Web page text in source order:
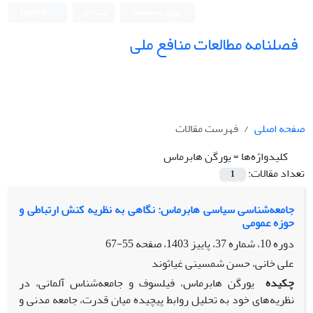
فصلنامه مطالعات منافع ملی
صفحه اصلی
فهرست مقالات
کلیدواژه‌ها =یورگن هابرماس
تعداد مقالات:
1
جامعه‌شناسی سیاسی هابرماس: نگاهی به نظریه کنش ارتباطی و
حوزه عمومی
دوره 10، شماره 37، پاییز 1403، صفحه
55-67
علی خانی، حسن شمسینی غیاثوند
چکیده یورگن هابرماس، فیلسوف و جامعه‌شناس آلمانی، در
نظریه‌های خود به تحلیل روابط پیچیده میان قدرت، جامعه مدنی و